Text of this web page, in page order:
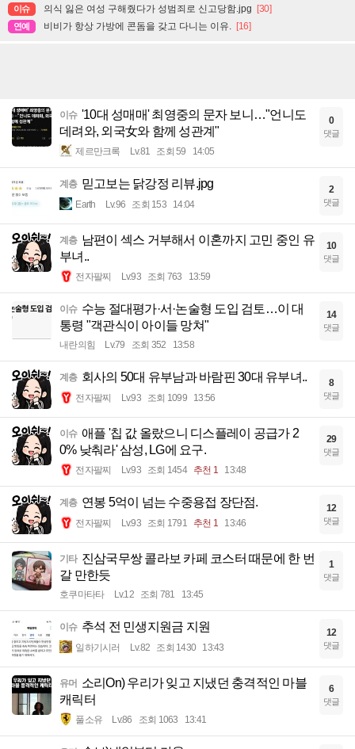
이슈 의식 잃은 여성 구해줬다가 성범죄로 신고당함.jpg [30]
연예 비비가 항상 가방에 콘돔을 갖고 다니는 이유. [16]
이슈 '10대 성매매' 최영중의 문자 보니…"언니도
데려와, 외국女와 함께 성관계"
제르만크록 Lv.81 조회 59 14:05
0
댓글
계층 믿고보는 닭강정 리뷰.jpg
Earth Lv.96 조회 153 14:04
2
댓글
계층 남편이 섹스 거부해서 이혼까지 고민 중인 유
부녀..
전자팔찌 Lv.93 조회 763 13:59
10
댓글
이슈 수능 절대평가·서·논술형 도입 검토…이 대
통령 "객관식이 아이들 망쳐"
내란의힘 Lv.79 조회 352 13:58
14
댓글
계층 회사의 50대 유부남과 바람핀 30대 유부녀..
전자팔찌 Lv.93 조회 1099 13:56
8
댓글
이슈 애플 '칩 값 올랐으니 디스플레이 공급가 2
0% 낮춰라' 삼성, LG에 요구.
전자팔찌 Lv.93 조회 1454 추천 1 13:48
29
댓글
계층 연봉 5억이 넘는 수중용접 장단점.
전자팔찌 Lv.93 조회 1791 추천 1 13:46
12
댓글
기타 진삼국무쌍 콜라보 카페 코스터 때문에 한 번
갈 만한듯
호쿠마타타 Lv.12 조회 781 13:45
1
댓글
이슈 추석 전 민생지원금 지원
일하기시러 Lv.82 조회 1430 13:43
12
댓글
유머 소리On) 우리가 잊고 지냈던 충격적인 마블
캐릭터
풀소유 Lv.86 조회 1063 13:41
6
댓글